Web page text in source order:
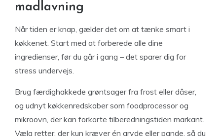
madlavning
Når tiden er knap, gælder det om at tænke smart i
køkkenet. Start med at forberede alle dine
ingredienser, før du går i gang – det sparer dig for
stress undervejs.
Brug færdighakkede grøntsager fra frost eller dåser,
og udnyt køkkenredskaber som foodprocessor og
mikroovn, der kan forkorte tilberedningstiden markant.
Vælg retter, der kun kræver én gryde eller pande, så du